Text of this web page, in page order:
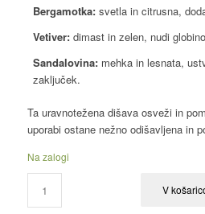
Bergamotka:svetla in citrusna,
Vetiver:dimast in zelen, nudi
Sandalovina:mehka in lesnata,
zaključek.
Ta uravnotežena dišava osveži in
uporabi ostane nežno odišavljena in
Na zalogi
V